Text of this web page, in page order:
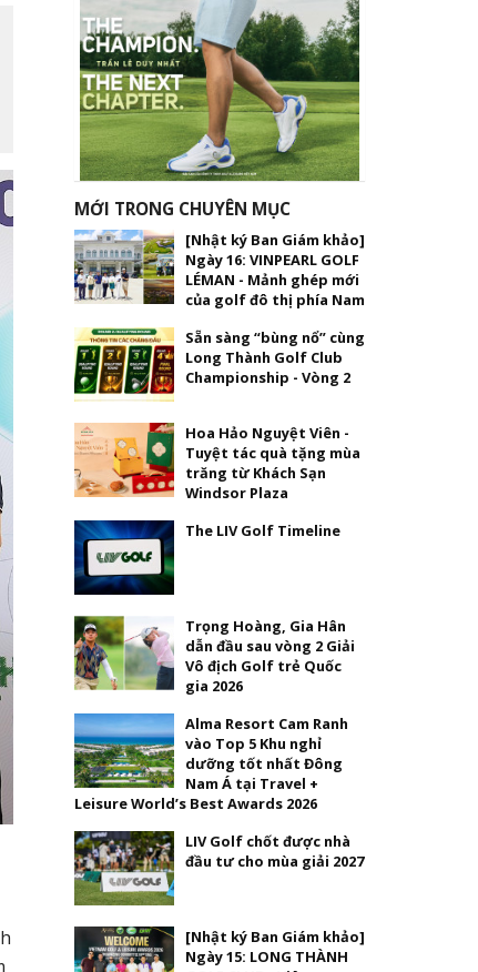
MỚI TRONG CHUYÊN MỤC
[Nhật ký Ban Giám khảo]
Ngày 16: VINPEARL GOLF
LÉMAN - Mảnh ghép mới
của golf đô thị phía Nam
Sẵn sàng “bùng nổ” cùng
Long Thành Golf Club
Championship - Vòng 2
Hoa Hảo Nguyệt Viên -
Tuyệt tác quà tặng mùa
trăng từ Khách Sạn
Windsor Plaza
The LIV Golf Timeline
Trọng Hoàng, Gia Hân
dẫn đầu sau vòng 2 Giải
Vô địch Golf trẻ Quốc
gia 2026
Alma Resort Cam Ranh
vào Top 5 Khu nghỉ
dưỡng tốt nhất Đông
Nam Á tại Travel +
Leisure World’s Best Awards 2026
LIV Golf chốt được nhà
đầu tư cho mùa giải 2027
[Nhật ký Ban Giám khảo]
Ngày 15: LONG THÀNH